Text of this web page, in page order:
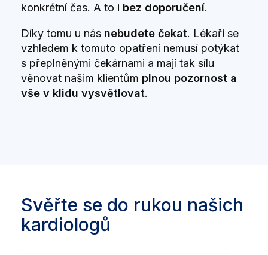
konkrétní čas. A to i bez doporučení.
Díky tomu u nás nebudete čekat. Lékaři se
vzhledem k tomuto opatření nemusí potýkat
s přeplněnými čekárnami a mají tak sílu
věnovat našim klientům plnou pozornost a
vše v klidu vysvětlovat.
Svěřte se do rukou našich
kardiologů